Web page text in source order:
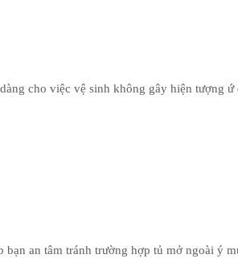
cho việc vệ sinh không gây hiện tượng ứ
bạn an tâm tránh trường hợp tủ mở ngoài ý